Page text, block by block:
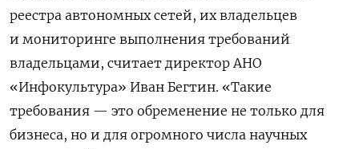
реестра автономных сетей, их владельцев
и мониторинге выполнения требований
владельцами, считает директор АНО
«Инфокультура» Иван Бегтин. «Такие
требования — это обременение не только для
бизнеса, но и для огромного числа научных